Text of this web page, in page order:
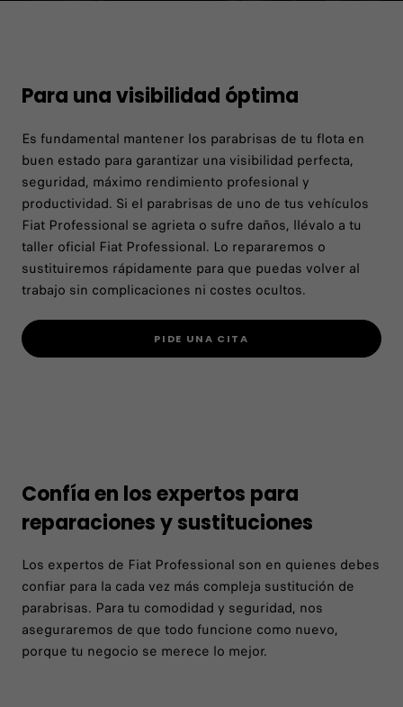
EXPERTO EN CRISTALES
Para una visibilidad óptima
Es fundamental mantener los parabrisas de tu flota en
buen estado para garantizar una visibilidad perfecta,
seguridad, máximo rendimiento profesional y
productividad. Si el parabrisas de uno de tus vehículos
Fiat Professional se agrieta o sufre daños, llévalo a tu
taller oficial Fiat Professional. Lo repararemos o
sustituiremos rápidamente para que puedas volver al
trabajo sin complicaciones ni costes ocultos.
PIDE UNA CITA
Confía en los expertos para
reparaciones y sustituciones
Los expertos de Fiat Professional son en quienes debes
confiar para la cada vez más compleja sustitución de
parabrisas. Para tu comodidad y seguridad, nos
aseguraremos de que todo funcione como nuevo,
porque tu negocio se merece lo mejor.